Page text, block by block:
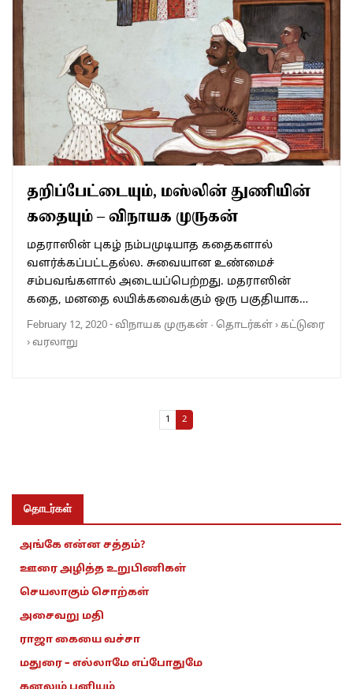
தறிப்பேட்டையும், மஸ்லின் துணியின்
கதையும் – விநாயக முருகன்
மதராஸின் புகழ் நம்பமுடியாத கதைகளால்
வளர்க்கப்பட்டதல்ல. சுவையான உண்மைச்
சம்பவங்களால் அடையப்பெற்றது. மதராஸின்
கதை, மனதை லயிக்கவைக்கும் ஒரு பகுதியாக…
February 12, 2020-விநாயக முருகன் · தொடர்கள்›கட்டுரை
›வரலாறு
Page
1 Current Page
2
தொடர்கள்
அங்கே என்ன சத்தம்?
ஊரை அழித்த உறுபிணிகள்
செயலாகும் சொற்கள்
அசைவறு மதி
ராஜா கையை வச்சா
மதுரை – எல்லாமே எப்போதுமே